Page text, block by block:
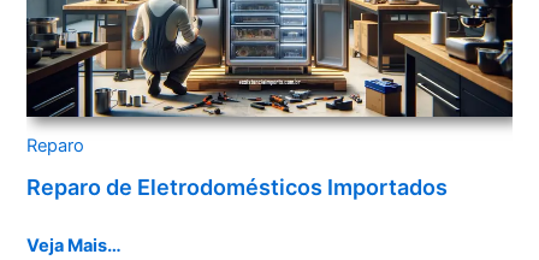
Reparo
Reparo de Eletrodomésticos Importados
Veja Mais…